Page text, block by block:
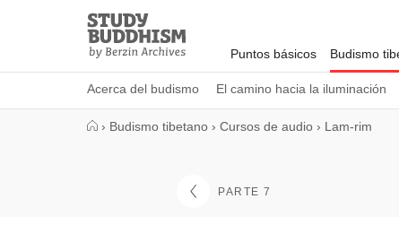
Study
Buddhism
Home
Puntos básicos Budismo
Acerca del budismo El camino hacia la iluminación
› Budismo tibetano › Cursos de audio › Lam-rim
PARTE 7